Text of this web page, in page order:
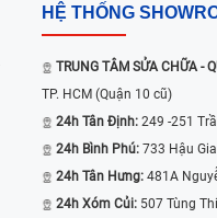
HỆ THỐNG
TRUNG TÂM SỬA CHỮA -
TP. HCM (Quận 10 cũ)
24h Tân Định: 249 -251
24h Bình Phú: 733 Hậu
24h Tân Hưng: 481A
24h Xóm Củi: 507 Tùng